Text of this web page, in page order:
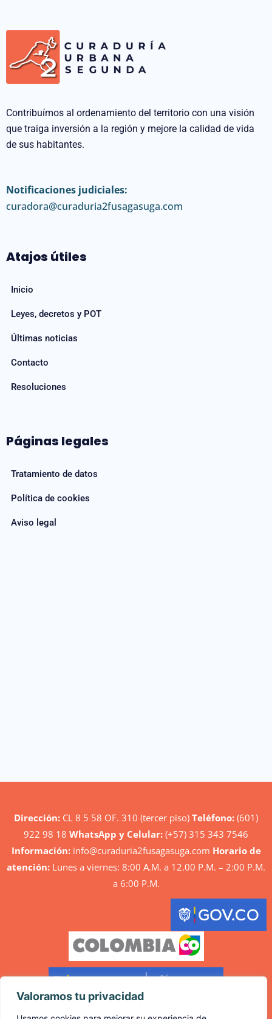
Valoramos tu privacidad
Contribuímos al ordenamiento del territorio con una visión
que traiga inversión a la región y mejore la calidad de vida
de sus habitantes.
Notificaciones judiciales:
curadora@curaduria2fusagasuga.com
Atajos útiles
Inicio
Leyes, decretos y POT
Últimas noticias
Contacto
Resoluciones
Páginas legales
Tratamiento de datos
Política de cookies
Aviso legal
Dirección: CL 8 5 58 OF. 310 (tercer piso) Teléfono: (601)
922 98 18 WhatsApp y Celular: (+57) 315 343 7546
Información: info@curaduria2fusagasuga.com Horario de
atención: Lunes a viernes: 8:00 A.M. a 12.00 P.M. – 2:00 P.M.
a 6:00 P.M.